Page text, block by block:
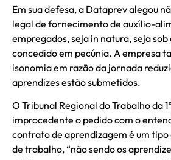
Em sua defesa, a Dataprev alegou
legal de fornecimento de auxílio-
empregados, seja in natura, seja
concedido em pecúnia. A empresa
isonomia em razão da jornada
aprendizes estão submetidos.
O Tribunal Regional do Trabalho da
improcedente o pedido com o
contrato de aprendizagem é um
de trabalho, “não sendo os